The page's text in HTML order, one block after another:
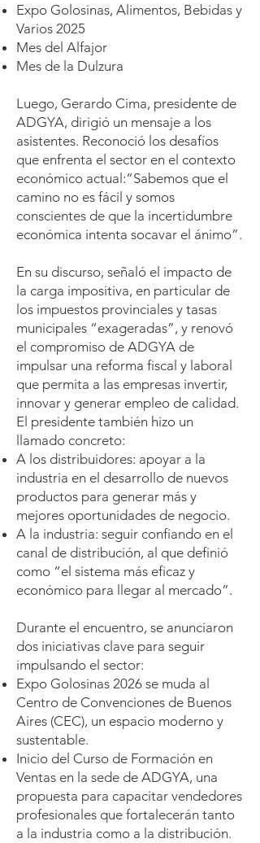
Expo Golosinas, Alimentos, Bebidas y
Varios 2025
Mes del Alfajor
Mes de la Dulzura
Luego, Gerardo Cima, presidente de
ADGYA, dirigió un mensaje a los
asistentes. Reconoció los desafíos
que enfrenta el sector en el contexto
económico actual:“Sabemos que el
camino no es fácil y somos
conscientes de que la incertidumbre
económica intenta socavar el ánimo”.
En su discurso, señaló el impacto de
la carga impositiva, en particular de
los impuestos provinciales y tasas
municipales “exageradas”, y renovó
el compromiso de ADGYA de
impulsar una reforma fiscal y laboral
que permita a las empresas invertir,
innovar y generar empleo de calidad.
El presidente también hizo un
llamado concreto:
A los distribuidores: apoyar a la
industria en el desarrollo de nuevos
productos para generar más y
mejores oportunidades de negocio.
A la industria: seguir confiando en el
canal de distribución, al que definió
como “el sistema más eficaz y
económico para llegar al mercado”.
Durante el encuentro, se anunciaron
dos iniciativas clave para seguir
impulsando el sector:
Expo Golosinas 2026 se muda al
Centro de Convenciones de Buenos
Aires (CEC), un espacio moderno y
sustentable.
Inicio del Curso de Formación en
Ventas en la sede de ADGYA, una
propuesta para capacitar vendedores
profesionales que fortalecerán tanto
a la industria como a la distribución.